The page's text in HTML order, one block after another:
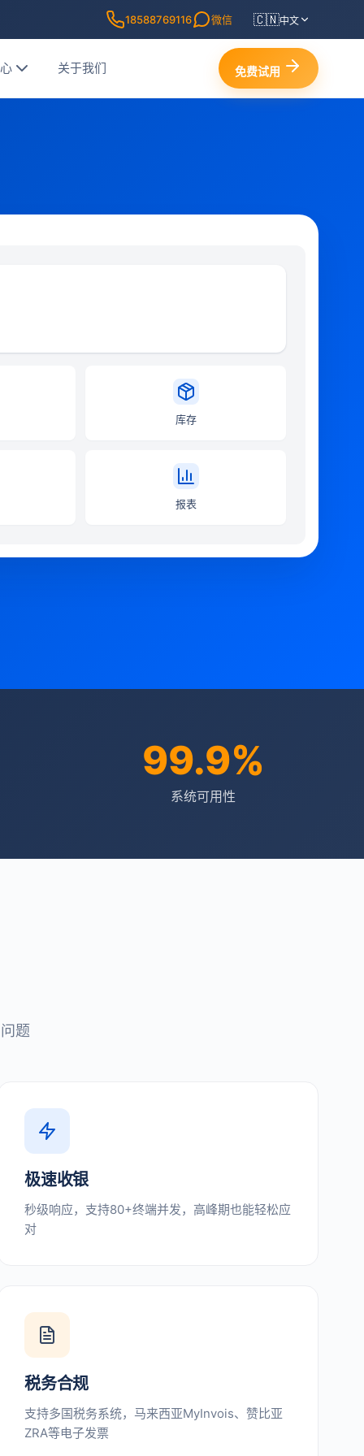
18588769116 微信 🇨🇳中文
关于我们 免费试用
库存
报表
99.9%
系统可用性
题
极速收银
秒级响应，支持80+终端并发，高峰期也能轻松应
对
税务合规
支持多国税务系统，马来西亚MyInvois、赞比亚
ZRA等电子发票